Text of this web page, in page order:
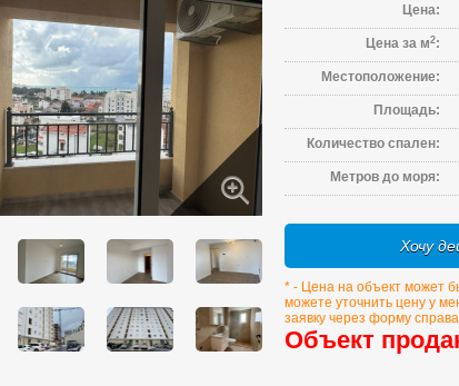
Цена:
Цена за м2:
Местоположение:
Площадь:
Количество спален:
Метров до моря:
Хочу
* - Цена на объект может
можете уточнить цену у
заявку через форму
Объект